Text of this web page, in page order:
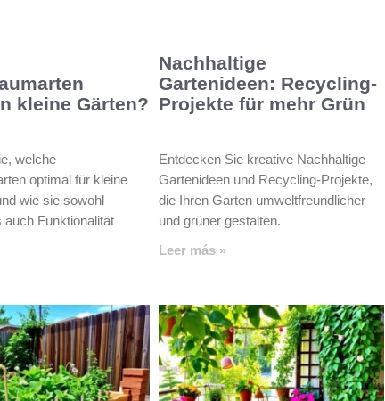
kleine Gärten?
welche
optimal für kleine
wie sie sowohl
auch Funktionalität
Nachhaltige
Gartenideen: Recycling-
Projekte für mehr Grün
Entdecken Sie kreative Nachhaltige
Gartenideen und Recycling-Projekte,
die Ihren Garten umweltfreundlicher
und grüner gestalten.
Leer más »